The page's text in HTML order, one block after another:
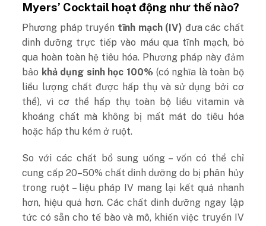
Myers’ Cocktail hoạt động như thế nào?
Phương pháp truyền tĩnh mạch (IV) đưa các chất
dinh dưỡng trực tiếp vào máu qua tĩnh mạch, bỏ
qua hoàn toàn hệ tiêu hóa. Phương pháp này đảm
bảo khả dụng sinh học 100% (có nghĩa là toàn bộ
liều lượng chất được hấp thụ và sử dụng bởi cơ
thể), vì cơ thể hấp thụ toàn bộ liều vitamin và
khoáng chất mà không bị mất mát do tiêu hóa
hoặc hấp thu kém ở ruột.
So với các chất bổ sung uống – vốn có thể chỉ
cung cấp 20–50% chất dinh dưỡng do bị phân hủy
trong ruột – liệu pháp IV mang lại kết quả nhanh
hơn, hiệu quả hơn. Các chất dinh dưỡng ngay lập
tức có sẵn cho tế bào và mô, khiến việc truyền IV